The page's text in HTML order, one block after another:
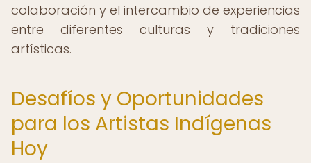
colaboración y el intercambio de experiencias
entre diferentes culturas y tradiciones
artísticas.
Desafíos y Oportunidades
para los Artistas Indígenas
Hoy